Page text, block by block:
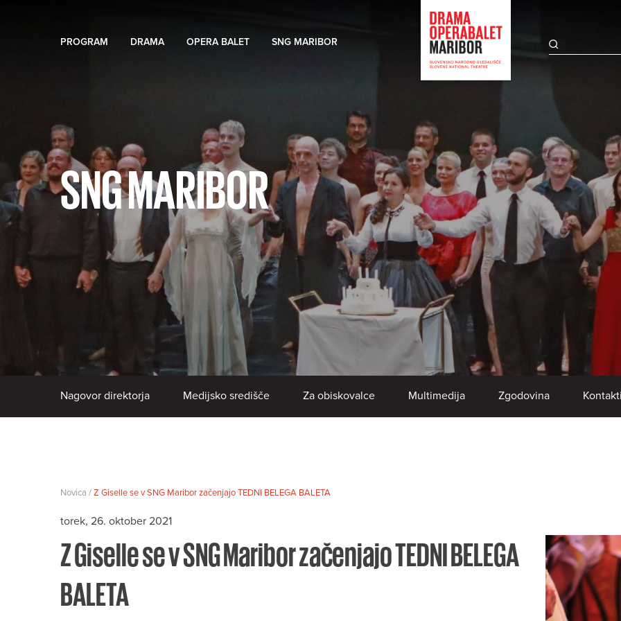
PROGRAM DRAMA OPERA BALET SNG MARIBOR
SNG MARIBOR
Nagovor direktorja Medijsko središče Za obiskovalce Multimedija Zgodovina
Novica /Z Giselle se v SNG Maribor začenjajo TEDNI BELEGA BALETA
torek, 26. oktober 2021
Z Giselle se v SNG Maribor začenjajo TEDNI BELEGA
BALETA